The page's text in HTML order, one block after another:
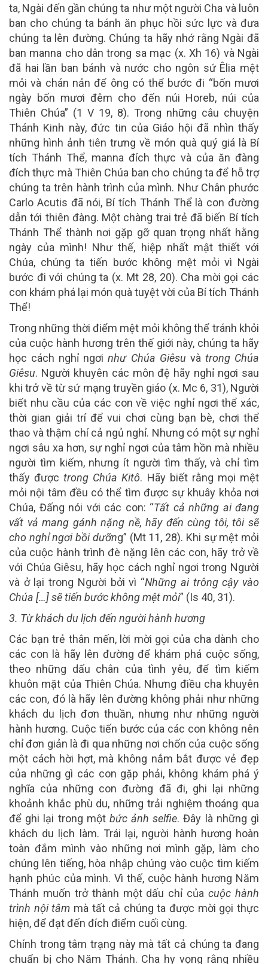
ta, Ngài đến gần chúng ta như một người Cha và luôn
ban cho chúng ta bánh ăn phục hồi sức lực và đưa
chúng ta lên đường. Chúng ta hãy nhớ rằng Ngài đã
ban manna cho dân trong sa mạc (x. Xh 16) và Ngài
đã hai lần ban bánh và nước cho ngôn sứ Êlia mệt
mỏi và chán nản để ông có thể bước đi “bốn mươi
ngày bốn mươi đêm cho đến núi Horeb, núi của
Thiên Chúa” (1 V 19, 8). Trong những câu chuyện
Thánh Kinh này, đức tin của Giáo hội đã nhìn thấy
những hình ảnh tiên trưng về món quà quý giá là Bí
tích Thánh Thể, manna đích thực và của ăn đàng
đích thực mà Thiên Chúa ban cho chúng ta để hỗ trợ
chúng ta trên hành trình của mình. Như Chân phước
Carlo Acutis đã nói, Bí tích Thánh Thể là con đường
dẫn tới thiên đàng. Một chàng trai trẻ đã biến Bí tích
Thánh Thể thành nơi gặp gỡ quan trọng nhất hằng
ngày của mình! Như thế, hiệp nhất mật thiết với
Chúa, chúng ta tiến bước không mệt mỏi vì Ngài
bước đi với chúng ta (x. Mt 28, 20). Cha mời gọi các
con khám phá lại món quà tuyệt vời của Bí tích Thánh
Thể!
Trong những thời điểm mệt mỏi không thể tránh khỏi
của cuộc hành hương trên thế giới này, chúng ta hãy
học cách nghỉ ngơinhư Chúa Giêsu và trong Chúa
Giêsu. Người khuyên các môn đệ hãy nghỉ ngơi sau
khi trở về từ sứ mạng truyền giáo (x. Mc 6, 31), Người
biết nhu cầu của các con về việc nghỉ ngơi thể xác,
thời gian giải trí để vui chơi cùng bạn bè, chơi thể
thao và thậm chí cả ngủ nghỉ. Nhưng có một sự nghỉ
ngơi sâu xa hơn, sự nghỉ ngơi của tâm hồn mà nhiều
người tìm kiếm, nhưng ít người tìm thấy, và chỉ tìm
thấy đượctrong Chúa Kitô. Hãy biết rằng mọi mệt
mỏi nội tâm đều có thể tìm được sự khuây khỏa nơi
Chúa, Đấng nói với các con: “Tất cả những ai đang
vất vả mang gánh nặng nề, hãy đến cùng tôi, tôi sẽ
cho nghỉ ngơi bồi dưỡng” (Mt 11, 28). Khi sự mệt mỏi
của cuộc hành trình đè nặng lên các con, hãy trở về
với Chúa Giêsu, hãy học cách nghỉ ngơi trong Người
và ở lại trong Người bởi vì “Những ai trông cậy vào
Chúa […] sẽ tiến bước không mệt mỏi” (Is 40, 31).
3. Từ khách du lịch đến người hành hương
Các bạn trẻ thân mến, lời mời gọi của cha dành cho
các con là hãy lên đường để khám phá cuộc sống,
theo những dấu chân của tình yêu, để tìm kiếm
khuôn mặt của Thiên Chúa. Nhưng điều cha khuyên
các con, đó là hãy lên đường không phải như những
khách du lịch đơn thuần, nhưng như những người
hành hương. Cuộc tiến bước của các con không nên
chỉ đơn giản là đi qua những nơi chốn của cuộc sống
một cách hời hợt, mà không nắm bắt được vẻ đẹp
của những gì các con gặp phải, không khám phá ý
nghĩa của những con đường đã đi, ghi lại những
khoảnh khắc phù du, những trải nghiệm thoáng qua
để ghi lại trong một bức ảnh selfie. Đây là những gì
khách du lịch làm. Trái lại, người hành hương hoàn
toàn đắm mình vào những nơi mình gặp, làm cho
chúng lên tiếng, hòa nhập chúng vào cuộc tìm kiếm
hạnh phúc của mình. Vì thế, cuộc hành hương Năm
Thánh muốn trở thành một dấu chỉ củacuộc hành
trình nội tâm mà tất cả chúng ta được mời gọi thực
hiện, để đạt đến đích điểm cuối cùng.
Chính trong tâm trạng này mà tất cả chúng ta đang
chuẩn bị cho Năm Thánh. Cha hy vọng rằng nhiều